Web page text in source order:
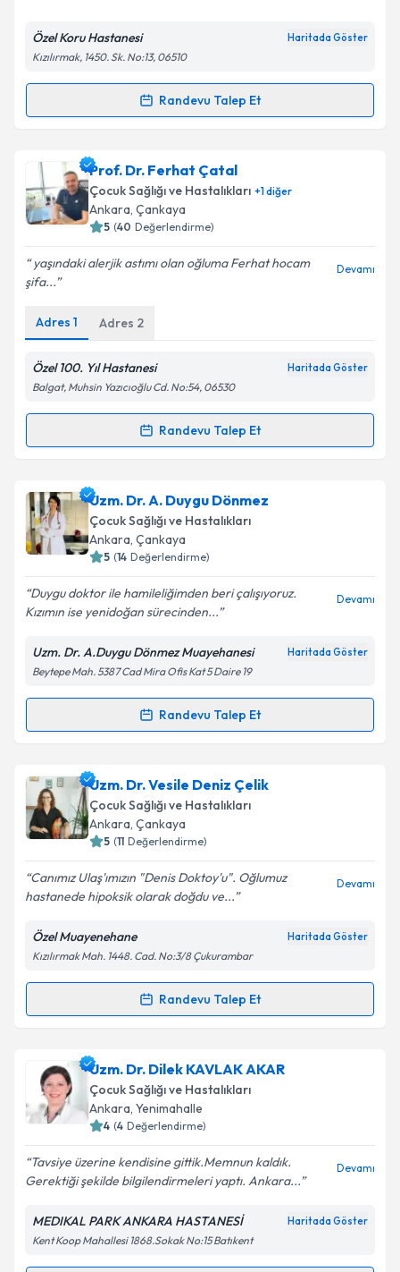
Kişisel verilerimin işlenmesine ilişkin
Metni'ni okudum ve kişisel verilerimin belirtilen
Takvim Talebini Gönder
Özel Koru Hastanesi Haritada Göster
Kızılırmak, 1450. Sk. No:13, 06510
Randevu Talep Et
Randevu Takvimi Talebi
Uzm. Dr. Elnara Gasimovaiçin randevu takvimi
talebi oluşturun. Size bu uzmandan randevu almanız
için bir takvim hazırlandığında e-posta ile
bilgilendireceğiz.
E-posta Adresiniz
Kişisel verilerimin işlenmesine ilişkinAydınlatma
Metni'ni okudum ve kişisel verilerimin belirtilen
kapsamda işlenmesini kabul ediyorum.
Takvim Talebini Gönder
Prof. Dr. Ferhat Çatal
Çocuk Sağlığı ve Hastalıkları +1diğer
Ankara, Çankaya
5 (40 Değerlendirme)
yaşındaki alerjik astımı olan oğluma Ferhat hocam
şifa...
Devamı
Adres 1 Adres 2
Özel 100. Yıl Hastanesi Haritada Göster
Balgat, Muhsin Yazıcıoğlu Cd. No:54, 06530
Randevu Talep Et
Randevu Takvimi Talebi
Prof. Dr. Ferhat Çataliçin randevu takvimi talebi
oluşturun. Size bu uzmandan randevu almanız için bir
takvim hazırlandığında e-posta ile bilgilendireceğiz.
Kişisel verilerimin işlenmesine ilişkin
Aydınlatma
Metni'ni okudum ve kişisel verilerimin belirtilen
kapsamda işlenmesini kabul ediyorum.
Uzm. Dr. A. Duygu Dönmez
Çocuk Sağlığı ve Hastalıkları
Ankara, Çankaya
5 (14 Değerlendirme)
Duygu doktor ile hamileliğimden beri çalışıyoruz.
Kızımın ise yenidoğan sürecinden...
Devamı
Uzm. Dr. A.Duygu Dönmez Muayehanesi Haritada Göster
Beytepe Mah. 5387 Cad Mira Ofis Kat 5 Daire 19
Randevu Talep Et
Randevu Takvimi Talebi
Uzm. Dr. A. Duygu Dönmeziçin randevu takvimi
talebi oluşturun. Size bu uzmandan randevu almanız
için bir takvim hazırlandığında e-posta ile
bilgilendireceğiz.
E-posta Adresiniz
Kişisel verilerimin işlenmesine ilişkin
Metni'ni okudum ve kişisel verilerimin belirtilen
kapsamda işlenmesini kabul ediyorum.
Uzm. Dr. Vesile Deniz Çelik
Çocuk Sağlığı ve Hastalıkları
Ankara, Çankaya
5 (11 Değerlendirme)
Canımız Ulaş'ımızın "Denis Doktoy'u". Oğlumuz
hastanede hipoksik olarak doğdu ve...
Devamı
Özel Muayenehane Haritada Göster
Kızılırmak Mah. 1448. Cad. No:3/8 Çukurambar
Randevu Talep Et
Randevu Takvimi Talebi
Uzm. Dr. Vesile Deniz Çelikiçin randevu takvimi
talebi oluşturun. Size bu uzmandan randevu almanız
için bir takvim hazırlandığında e-posta ile
bilgilendireceğiz.
E-posta Adresiniz
Kişisel verilerimin işlenmesine ilişkin
Metni'ni okudum ve kişisel verilerimin belirtilen
Uzm. Dr. Dilek KAVLAK AKAR
Çocuk Sağlığı ve Hastalıkları
Ankara, Yenimahalle
4 (4 Değerlendirme)
Tavsiye üzerine kendisine gittik.Memnun kaldık.
Gerektiği şekilde bilgilendirmeleri yaptı. Ankara...
Devamı
MEDIKAL PARK ANKARA HASTANESİ Haritada Göster
Kent Koop Mahallesi 1868.Sokak No:15 Batıkent